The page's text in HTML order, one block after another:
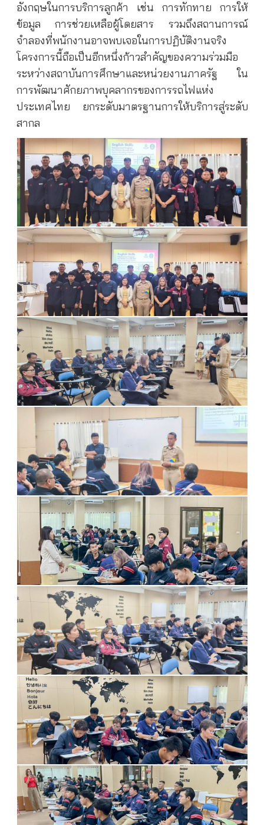
อังกฤษในการบริการลูกค้า เช่น การทักทาย การให้
ข้อมูล การช่วยเหลือผู้โดยสาร รวมถึงสถานการณ์
จำลองที่พนักงานอาจพบเจอในการปฏิบัติงานจริง
โครงการนี้ถือเป็นอีกหนึ่งก้าวสำคัญของความร่วมมือ
ระหว่างสถาบันการศึกษาและหน่วยงานภาครัฐ ใน
การพัฒนาศักยภาพบุคลากรของการรถไฟแห่ง
ประเทศไทย ยกระดับมาตรฐานการให้บริการสู่ระดับ
สากล